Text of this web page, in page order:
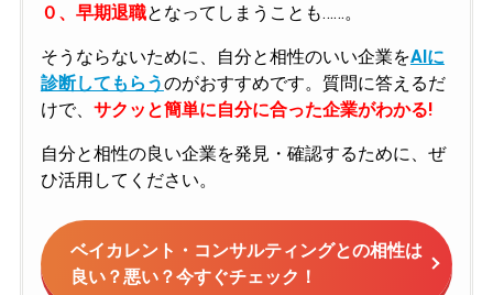
０、早期退職となってしまうことも……。
そうならないために、自分と相性のいい企業をAIに
診断してもらうのがおすすめです。質問に答えるだ
けで、 サクッと簡単に自分に合った企業がわかる!
自分と相性の良い企業を発見・確認するために、ぜ
ひ活用してください。
ベイカレント・コンサルティングとの相性は
良い？悪い？今すぐチェック！